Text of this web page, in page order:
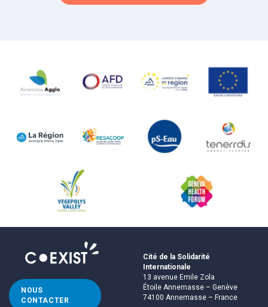
NOUS
CONTACTER
Cité de la Solidarité
Internationale
13 avenue Emile Zola
Étoile Annemasse – Genève
74100 Annemasse – France